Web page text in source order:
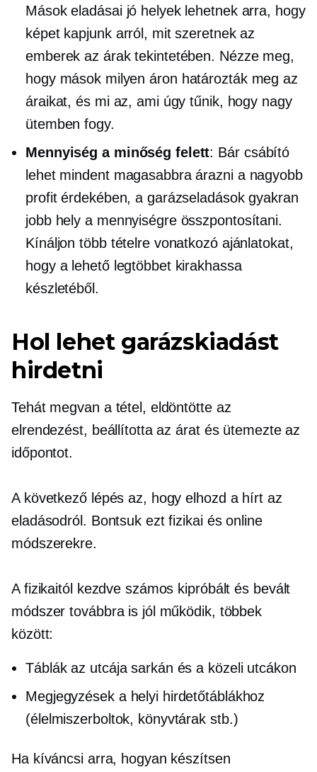
Mások eladásai jó helyek lehetnek arra, hogy
képet kapjunk arról, mit szeretnek az
emberek az árak tekintetében. Nézze meg,
hogy mások milyen áron határozták meg az
áraikat, és mi az, ami úgy tűnik, hogy nagy
ütemben fogy.
Mennyiség a minőség felett: Bár csábító
lehet mindent magasabbra árazni a nagyobb
profit érdekében, a garázseladások gyakran
jobb hely a mennyiségre összpontosítani.
Kínáljon több tételre vonatkozó ajánlatokat,
hogy a lehető legtöbbet kirakhassa
készletéből.
Hol lehet garázskiadást
hirdetni
Tehát megvan a tétel, eldöntötte az
elrendezést, beállította az árat és ütemezte az
időpontot.
A következő lépés az, hogy elhozd a hírt az
eladásodról. Bontsuk ezt fizikai és online
módszerekre.
A fizikaitól kezdve számos kipróbált és bevált
módszer továbbra is jól működik, többek
között:
Táblák az utcája sarkán és a közeli utcákon
Megjegyzések a helyi hirdetőtáblákhoz
(élelmiszerboltok, könyvtárak stb.)
Ha kíváncsi arra, hogyan készítsen